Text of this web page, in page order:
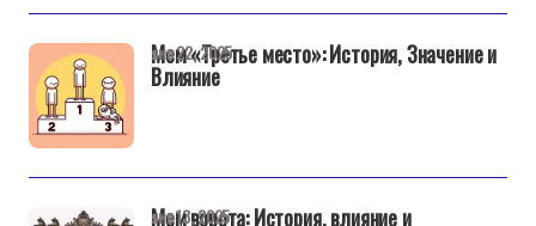
Мем «Третье место»: История, Значение и
Влияние
янв 22, 2025
Мем ворота: История, влияние и
янв 13, 2025